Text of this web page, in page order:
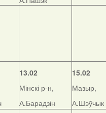
13.02
Мінскі р-н,
А.Барадзін
15.02
Мазыр,
А.Шэўчык